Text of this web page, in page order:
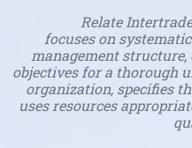
Relate
focuses on
management
objectives for a thorough
organization, specifies
uses resources